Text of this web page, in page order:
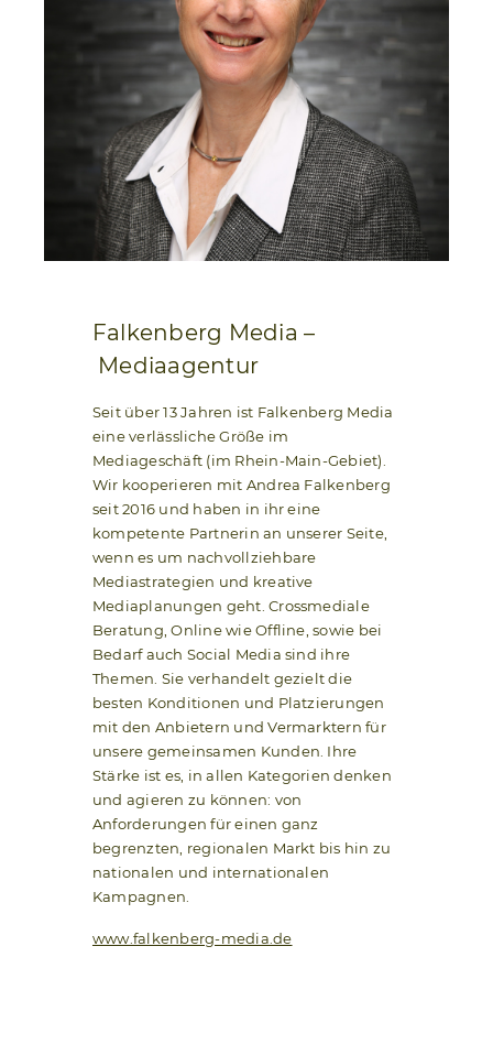
Falkenberg Media –
Mediaagentur
Seit über 13 Jahren ist Falkenberg Media
eine verlässliche Größe im
Mediageschäft (im Rhein-Main-Gebiet).
Wir kooperieren mit Andrea Falkenberg
seit 2016 und haben in ihr eine
kompetente Partnerin an unserer Seite,
wenn es um nachvollziehbare
Mediastrategien und kreative
Mediaplanungen geht. Crossmediale
Beratung, Online wie Offline, sowie bei
Bedarf auch Social Media sind ihre
Themen. Sie verhandelt gezielt die
besten Konditionen und Platzierungen
mit den Anbietern und Vermarktern für
unsere gemeinsamen Kunden. Ihre
Stärke ist es, in allen Kategorien denken
und agieren zu können: von
Anforderungen für einen ganz
begrenzten, regionalen Markt bis hin zu
nationalen und internationalen
Kampagnen.
www.falkenberg-media.de